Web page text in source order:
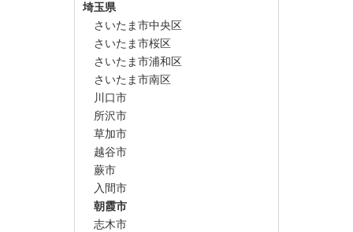
埼玉県
さいたま市中央区
さいたま市桜区
さいたま市浦和区
さいたま市南区
川口市
所沢市
草加市
越谷市
蕨市
入間市
朝霞市
志木市